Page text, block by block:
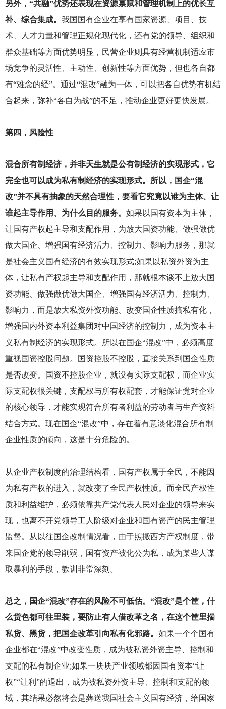
另外，“共融”优势还表现在资源禀赋和管理机制上的优长互
补、综合集成。 我国国有企业在享有国家资源、项目、技
术、人才力量和管理正规化现代化，还有党的领导、组织和
群众基础等方面优势明显，民营企业则具有经营机制适应市
场竞争的灵活性、主动性、创新性等方面优势，但也各自都
有“难念的经”。通过“混改”融为一体，可以把各自优势有机结
合起来，弥补“各自为战”的不足，推动企业更好更快发展。
第四，风险性
混合所有制经济，并非天生就是公有制经济的实现形式，它
完全也可以成为私有制经济的实现形式。所以，国企“混
改”并不具有抽象的天然合理性，要看它究竟以谁为主体、让
谁起主导作用、为什么目的服务。 如果以国有资本为主体，
让国有产权起主导和支配作用，为放大国资功能、做强做优
做大国企、增强国有经济活力、控制力、影响力服务，那就
是社会主义国有经济的有效实现形式;如果以私资外资为主
体，让私有产权起主导和支配作用，那就根本谈不上放大国
资功能、做强做优做大国企、增强国有经济活力、控制力、
影响力，而是放大私资外资功能、改变国企性质搞私有化，
增强国内外资本利益集团对中国经济的控制力，成为资本主
义私有制经济的实现形式。所以在国企“混改”中，必须高度
重视国资控股问题。国资控股不控股，直接关系到国企性质
是否改变。国资不控股企业，就没有实际支配权，而企业实
际支配权很关键，支配权与所有权配套，才能保证党对企业
的核心领导，才能实现符合所有者利益的劳动者与生产资料
结合方式。现在国企“混改”中，存在着有意淡化混合所有制
企业性质的倾向，这是十分危险的。
从企业产权制度的治理结构看，国有产权属于全民，不能因
为私有产权的进入，就改变了全民产权性质。而全民产权性
质和利益维护，必须依靠共产党代表人民对企业的领导来实
现，也离不开党领导工人阶级对企业和国有资产的民主管理
监督。从以往国企改制情况看，由于照搬西方产权制度，带
来国企党的领导削弱，国有资产被化公为私，成为某些人谋
取暴利的手段，教训非常深刻。
总之，国企“混改”存在的风险不可低估。“混改”是个筐，什
么货色都可往里装，要防止有人借改革之名，在这个筐里揣
私货、黑货，把国企改革引向私有化邪路。 如果一个个国有
企业都在“混改”中改变性质，成为被私资外资主导、控制和
支配的私有制企业;如果一块块产业领域都因国有资本“让
权”“让利”的退出，成为被私资外资主导、控制和支配的领
域，其结果必然将会是葬送我国社会主义国有经济，给国家